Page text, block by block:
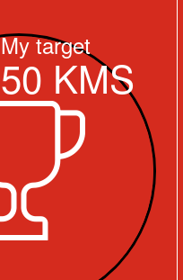
My target
50 KMS